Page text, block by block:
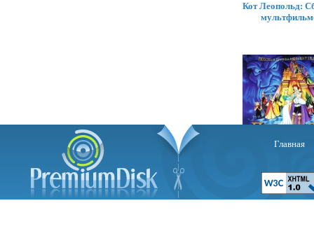
Кот Леопольд:
Главная